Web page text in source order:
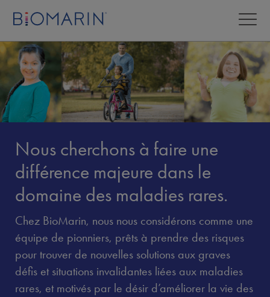
Nous cherchons à faire une
différence majeure dans le
domaine des maladies rares.
Chez BioMarin, nous nous considérons comme une
équipe de pionniers, prêts à prendre des risques
pour trouver de nouvelles solutions aux graves
déﬁs et situations invalidantes liées aux maladies
rares, et motivés par le désir d’améliorer la vie des